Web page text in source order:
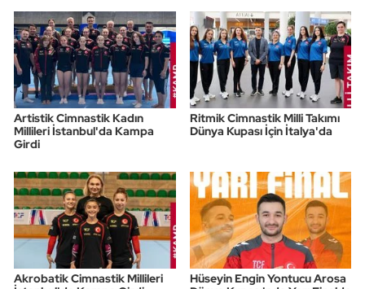
Artistik Cimnastik Kadın
Millileri İstanbul'da Kampa
Girdi
Ritmik Cimnastik Milli Takımı
Dünya Kupası İçin İtalya'da
Akrobatik Cimnastik Millileri
Hüseyin Engin Yontucu Arosa